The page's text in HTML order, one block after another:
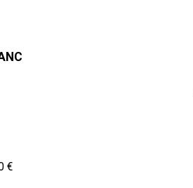
€